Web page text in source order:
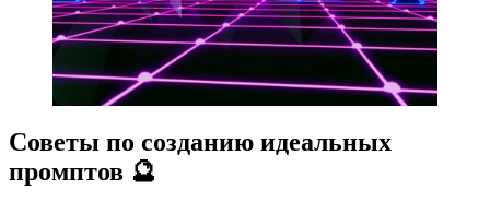
Советы по созданию идеальных
промптов 🔮